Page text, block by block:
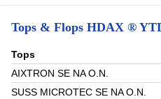
Tops & Flops HDAX ®
Tops
AIXTRON SE NA O.N.
SUSS MICROTEC SE NA O.N.